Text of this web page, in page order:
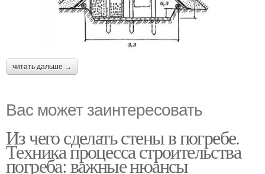
читать дальше →
Вас может заинтересовать
Из чего сделать стены в погребе.
Техника процесса строительства
погреба: важные нюансы